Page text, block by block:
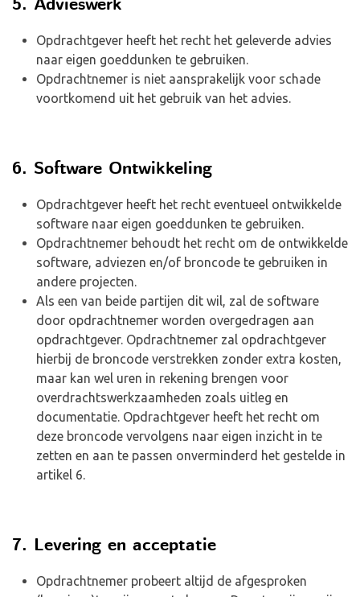
5. Advieswerk
Opdrachtgever heeft het recht het geleverde advies
naar eigen goeddunken te gebruiken.
Opdrachtnemer is niet aansprakelijk voor schade
voortkomend uit het gebruik van het advies.
6. Software Ontwikkeling
Opdrachtgever heeft het recht eventueel ontwikkelde
software naar eigen goeddunken te gebruiken.
Opdrachtnemer behoudt het recht om de ontwikkelde
software, adviezen en/of broncode te gebruiken in
andere projecten.
Als een van beide partijen dit wil, zal de software
door opdrachtnemer worden overgedragen aan
opdrachtgever. Opdrachtnemer zal opdrachtgever
hierbij de broncode verstrekken zonder extra kosten,
maar kan wel uren in rekening brengen voor
overdrachtswerkzaamheden zoals uitleg en
documentatie. Opdrachtgever heeft het recht om
deze broncode vervolgens naar eigen inzicht in te
zetten en aan te passen onverminderd het gestelde in
artikel 6.
7. Levering en acceptatie
Opdrachtnemer probeert altijd de afgesproken